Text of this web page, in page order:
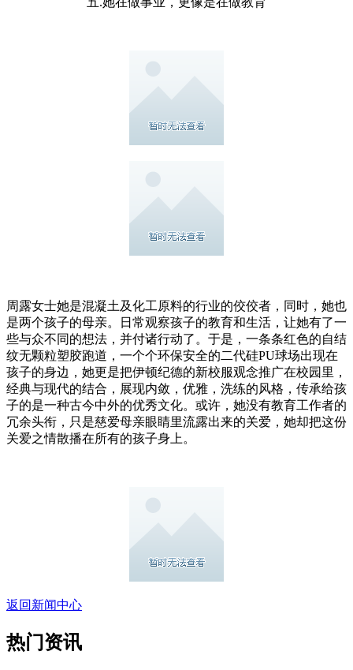
周露女士她是混凝土及化工原料的行业的佼佼者，同时，她也
是两个孩子的母亲。日常观察孩子的教育和生活，让她有了一
些与众不同的想法，并付诸行动了。于是，一条条红色的自结
纹无颗粒塑胶跑道，一个个环保安全的二代硅PU球场出现在
孩子的身边，她更是把伊顿纪德的新校服观念推广在校园里，
经典与现代的结合，展现内敛，优雅，洗练的风格，传承给孩
子的是一种古今中外的优秀文化。或许，她没有教育工作者的
冗余头衔，只是慈爱母亲眼睛里流露出来的关爱，她却把这份
关爱之情散播在所有的孩子身上。
返回新闻中心
热门资讯